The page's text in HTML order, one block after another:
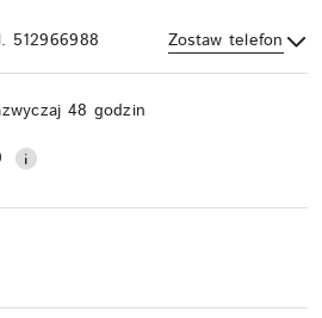
512966988 Zostaw telefon
Wyślij
48 godzin